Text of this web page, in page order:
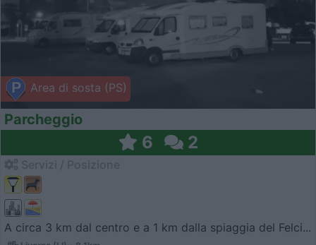
Area di sosta (PS)
Parcheggio
6 2
A circa 3 km dal centro e a 1 km dalla spiaggia del Felci...